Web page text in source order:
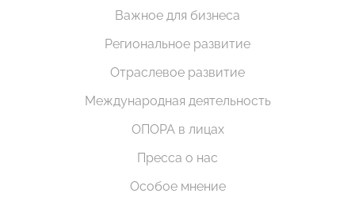
Важное для бизнеса
Региональное развитие
Отраслевое развитие
Международная деятельность
ОПОРА в лицах
Пресса о нас
Особое мнение